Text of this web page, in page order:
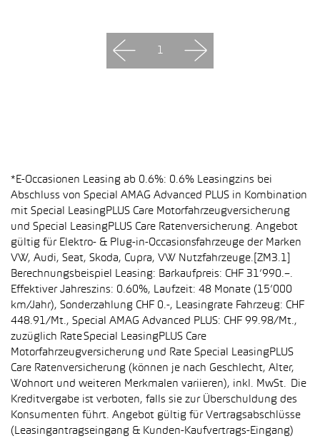
1
*E-Occasionen Leasing ab 0.6%: 0.6% Leasingzins bei
Abschluss von Special AMAG Advanced PLUS in Kombination
mit Special LeasingPLUS Care Motorfahrzeugversicherung
und Special LeasingPLUS Care Ratenversicherung. Angebot
gültig für Elektro- & Plug-in-Occasionsfahrzeuge der Marken
VW, Audi, Seat, Skoda, Cupra, VW Nutzfahrzeuge.[ZM3.1]
Berechnungsbeispiel Leasing: Barkaufpreis: CHF 31’990.–.
Effektiver Jahreszins: 0.60%, Laufzeit: 48 Monate (15’000
km/Jahr), Sonderzahlung CHF 0.-, Leasingrate Fahrzeug: CHF
448.91/Mt., Special AMAG Advanced PLUS: CHF 99.98/Mt.,
zuzüglich Rate Special LeasingPLUS Care
Motorfahrzeugversicherung und Rate Special LeasingPLUS
Care Ratenversicherung (können je nach Geschlecht, Alter,
Wohnort und weiteren Merkmalen variieren), inkl. MwSt. Die
Kreditvergabe ist verboten, falls sie zur Überschuldung des
Konsumenten führt. Angebot gültig für Vertragsabschlüsse
(Leasingantragseingang & Kunden-Kaufvertrags-Eingang)